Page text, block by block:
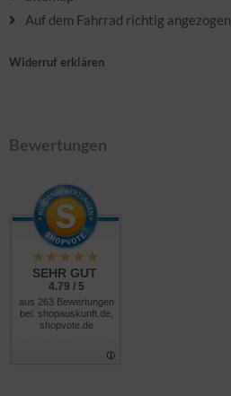
Auf dem Fahrrad richtig angezogen
Widerruf erklären
Bewertungen
SEHR GUT
4.79 / 5
aus 263 Bewertungen
bei: shopauskunft.de,
shopvote.de